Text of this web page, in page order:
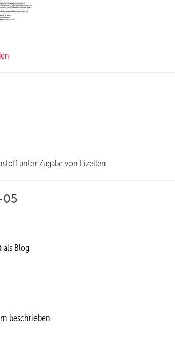
unter Zugabe von Eizellen
05
als Blog
beschrieben